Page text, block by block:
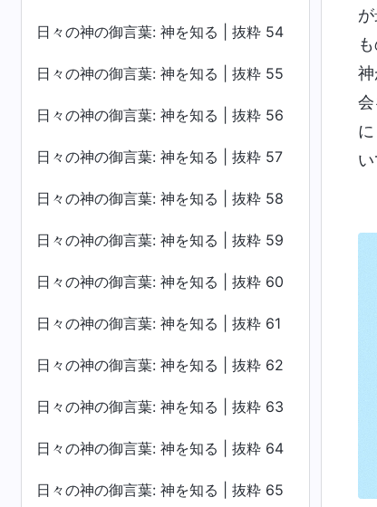
日々の神の御言葉: 神を知る | 抜粋 54
日々の神の御言葉: 神を知る | 抜粋 55
日々の神の御言葉: 神を知る | 抜粋 56
日々の神の御言葉: 神を知る | 抜粋 57
日々の神の御言葉: 神を知る | 抜粋 58
日々の神の御言葉: 神を知る | 抜粋 59
日々の神の御言葉: 神を知る | 抜粋 60
日々の神の御言葉: 神を知る | 抜粋 61
日々の神の御言葉: 神を知る | 抜粋 62
日々の神の御言葉: 神を知る | 抜粋 63
日々の神の御言葉: 神を知る | 抜粋 64
日々の神の御言葉: 神を知る | 抜粋 65